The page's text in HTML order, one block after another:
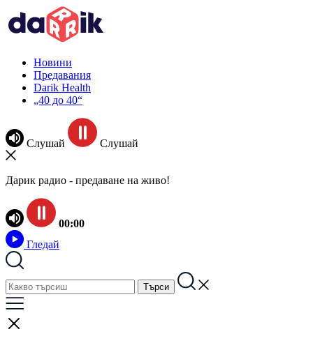
Новини
Предавания
Darik Health
„40 до 40“
Слушай Слушай
Дарик радио - предаване на живо!
00:00
Гледай